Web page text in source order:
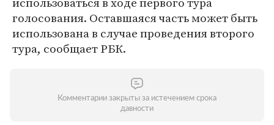
голосования. Оставшаяся часть может быть
использована в случае проведения второго
тура, сообщает РБК.
Комментарии закрыты за истечением срока
давности